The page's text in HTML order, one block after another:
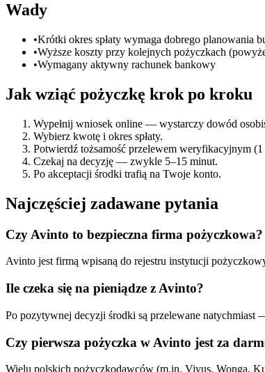
Wady
•Krótki okres spłaty wymaga dobrego planowania
•Wyższe koszty przy kolejnych pożyczkach
•Wymagany aktywny rachunek bankowy
Jak wziąć pożyczkę krok po kroku
Wypełnij wniosek online — wystarczy dowód
Wybierz kwotę i okres spłaty.
Potwierdź tożsamość przelewem weryfikacyjnym
Czekaj na decyzję — zwykle 5–15 minut.
Po akceptacji środki trafią na Twoje konto.
Najczęściej zadawane pytania
Czy Avinto to bezpieczna firma pożyczkowa?
Avinto jest firmą wpisaną do rejestru instytucji
Ile czeka się na pieniądze z Avinto?
Po pozytywnej decyzji środki są przelewane
Czy pierwsza pożyczka w Avinto jest za
Wielu polskich pożyczkodawców (m.in. Vivus, Wonga,